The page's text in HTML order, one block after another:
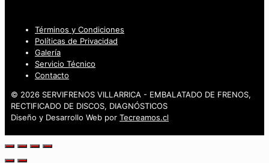
Términos y Condiciones
Políticas de Privacidad
Galería
Servicio Técnico
Contacto
© 2026 SERVIFRENOS VILLARRICA - EMBALATADO DE FRENOS,
RECTIFICADO DE DISCOS, DIAGNÓSTICOS
Diseño y Desarrollo Web por Tecreamos.cl